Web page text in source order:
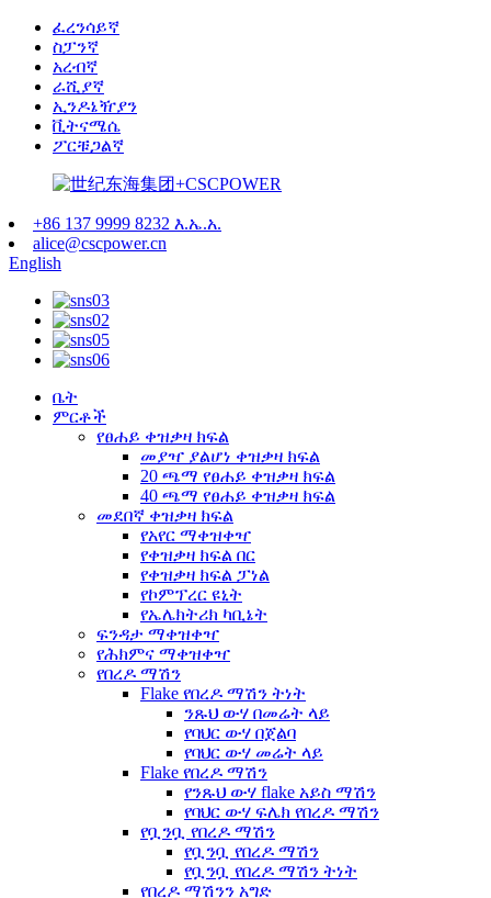
ፈረንሳይኛ
ስፓንኛ
አረብኛ
ራሺያኛ
ኢንዶኔዥያን
ቪትናሜሴ
ፖርቹጋልኛ
+86 137 9999 8232 እ.ኤ.አ.
alice@cscpower.cn
English
ቤት
ምርቶች
የፀሐይ ቀዝቃዛ ክፍል
መያዣ ያልሆነ ቀዝቃዛ ክፍል
20 ጫማ የፀሐይ ቀዝቃዛ ክፍል
40 ጫማ የፀሐይ ቀዝቃዛ ክፍል
መደበኛ ቀዝቃዛ ክፍል
የአየር ማቀዝቀዣ
የቀዝቃዛ ክፍል በር
የቀዝቃዛ ክፍል ፓነል
የኮምፕረር ዩኒት
የኤሌክትሪክ ካቢኔት
ፍንዳታ ማቀዝቀዣ
የሕክምና ማቀዝቀዣ
የበረዶ ማሽን
Flake የበረዶ ማሽን ትነት
ንጹህ ውሃ በመሬት ላይ
የባህር ውሃ በጀልባ
የባህር ውሃ መሬት ላይ
Flake የበረዶ ማሽን
የንጹህ ውሃ flake አይስ ማሽን
የባህር ውሃ ፍሌክ የበረዶ ማሽን
የቧንቧ የበረዶ ማሽን
የቧንቧ የበረዶ ማሽን
የቧንቧ የበረዶ ማሽን ትነት
የበረዶ ማሽንን አግድ